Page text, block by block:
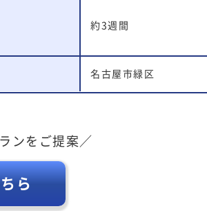
約3週間
名古屋市緑区
ンをご提案／
ら